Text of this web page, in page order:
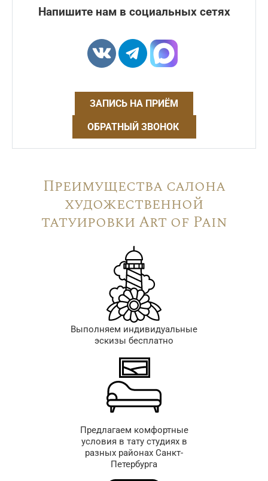
Напишите нам в социальных сетях
ЗАПИСЬ НА ПРИЁМ
ОБРАТНЫЙ ЗВОНОК
Преимущества салона
художественной
татуировки Art of Pain
Выполняем индивидуальные
эскизы бесплатно
Предлагаем комфортные
условия в тату студиях в
разных районах Санкт-
Петербурга